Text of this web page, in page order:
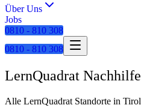
Über Uns
Jobs
0810 - 810 308
0810 - 810 308
LernQuadrat Nachhilfe
Alle LernQuadrat Standorte in Tirol